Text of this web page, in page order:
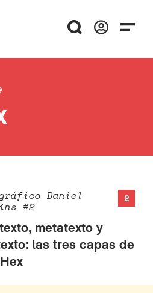
2
Daniel
#2
metatexto y
las tres capas de